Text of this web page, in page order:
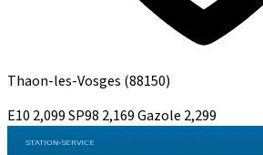
Thaon-les-Vosges (88150)
E10 2,099SP98 2,169Gazole 2,299